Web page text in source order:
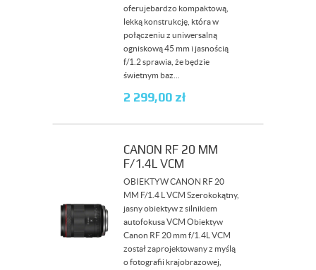
oferujebardzo kompaktową,
lekką konstrukcję, która w
połączeniu z uniwersalną
ogniskową 45 mm i jasnością
f/1.2 sprawia, że będzie
świetnym baz...
2 299,00 zł
CANON RF 20 MM
F/1.4L VCM
OBIEKTYW CANON RF 20
MM F/1.4 L VCM Szerokokątny,
jasny obiektyw z silnikiem
autofokusa VCM Obiektyw
Canon RF 20 mm f/1.4L VCM
został zaprojektowany z myślą
o fotografii krajobrazowej,